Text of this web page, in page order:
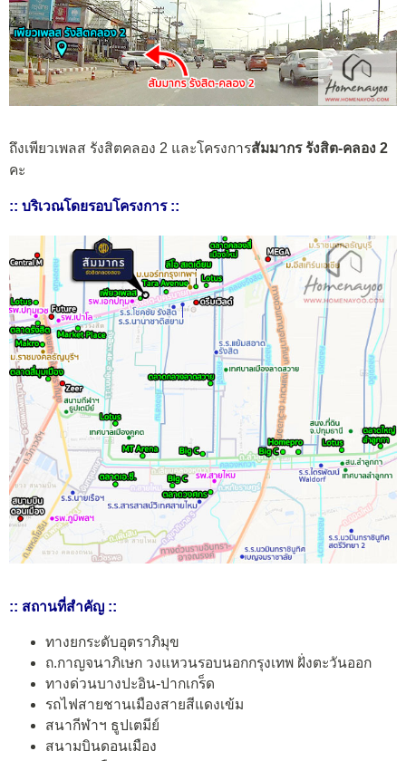
ถึงเพียวเพลส รังสิตคลอง 2 และโครงการสัมมากร รังสิต-คลอง 2
คะ
:: บริเวณโดยรอบโครงการ ::
:: สถานที่สำคัญ ::
ทางยกระดับอุตราภิมุข
ถ.กาญจนาภิเษก วงแหวนรอบนอกกรุงเทพ ฝั่งตะวันออก
ทางด่วนบางปะอิน-ปากเกร็ด
รถไฟสายชานเมืองสายสีแดงเข้ม
สนากีฬาฯ ธูปเตมีย์
สนามบินดอนเมือง